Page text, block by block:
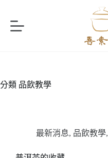
分類 品飲教學
最新消息, 品飲教學,